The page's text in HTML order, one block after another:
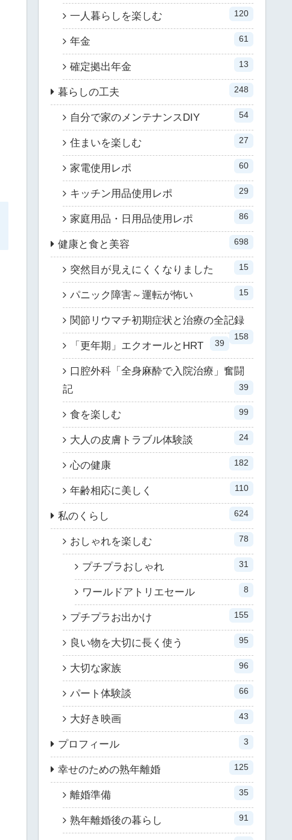
一人暮らしを楽しむ 120
年金 61
確定拠出年金 13
暮らしの工夫 248
自分で家のメンテナンスDIY 54
住まいを楽しむ 27
家電使用レポ 60
キッチン用品使用レポ 29
家庭用品・日用品使用レポ 86
健康と食と美容 698
突然目が見えにくくなりました 15
パニック障害～運転が怖い 15
関節リウマチ初期症状と治療の全記録
158
「更年期」エクオールとHRT 39
口腔外科「全身麻酔で入院治療」奮闘
記
39
食を楽しむ 99
大人の皮膚トラブル体験談 24
心の健康 182
年齢相応に美しく 110
私のくらし 624
おしゃれを楽しむ 78
プチプラおしゃれ 31
ワールドアトリエセール 8
プチプラお出かけ 155
良い物を大切に長く使う 95
大切な家族 96
パート体験談 66
大好き映画 43
プロフィール 3
幸せのための熟年離婚 125
離婚準備 35
熟年離婚後の暮らし 91